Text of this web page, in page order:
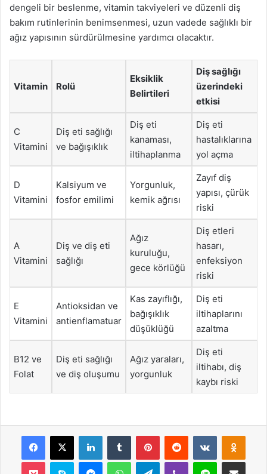
dengeli bir beslenme, vitamin takviyeleri ve düzenli diş
bakım rutinlerinin benimsenmesi, uzun vadede sağlıklı bir
ağız yapısının sürdürülmesine yardımcı olacaktır.
Vitamin Rolü
Eksiklik
Belirtileri
Diş sağlığı
üzerindeki
etkisi
C
Vitamini
Diş eti sağlığı
ve bağışıklık
Diş eti
kanaması,
iltihaplanma
Diş eti
hastalıklarına
yol açma
D
Vitamini
Kalsiyum ve
fosfor emilimi
Yorgunluk,
kemik ağrısı
Zayıf diş
yapısı, çürük
riski
A
Vitamini
Diş ve diş eti
sağlığı
Ağız
kuruluğu,
gece körlüğü
Diş etleri
hasarı,
enfeksiyon
riski
E
Vitamini
Antioksidan ve
antienflamatuar
Kas zayıflığı,
bağışıklık
düşüklüğü
Diş eti
iltihaplarını
azaltma
B12 ve
Folat
Diş eti sağlığı
ve diş oluşumu
Ağız yaraları,
yorgunluk
Diş eti
iltihabı, diş
kaybı riski
Facebook
X LinkedInTumblr PinterestReddit VKontakte
Pocket Skype MessengerWhatsAppTelegramViber Line E-Posta ile